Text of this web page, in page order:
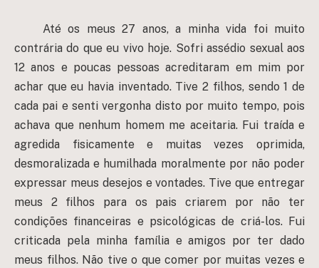
Até os meus 27 anos, a minha vida foi muito
contrária do que eu vivo hoje. Sofri assédio sexual aos
12 anos e poucas pessoas acreditaram em mim por
achar que eu havia inventado. Tive 2 filhos, sendo 1 de
cada pai e senti vergonha disto por muito tempo, pois
achava que nenhum homem me aceitaria. Fui traída e
agredida fisicamente e muitas vezes oprimida,
desmoralizada e humilhada moralmente por não poder
expressar meus desejos e vontades. Tive que entregar
meus 2 filhos para os pais criarem por não ter
condições financeiras e psicológicas de criá-los. Fui
criticada pela minha família e amigos por ter dado
meus filhos. Não tive o que comer por muitas vezes e